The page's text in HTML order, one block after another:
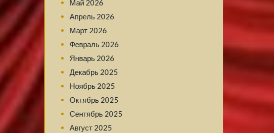
Май 2026
Апрель 2026
Март 2026
Февраль 2026
Январь 2026
Декабрь 2025
Ноябрь 2025
Октябрь 2025
Сентябрь 2025
Август 2025